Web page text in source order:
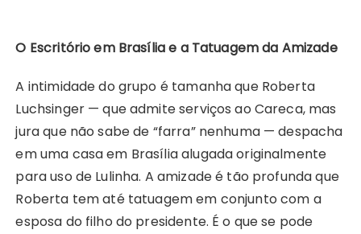
O Escritório em Brasília e a Tatuagem da Amizade
A intimidade do grupo é tamanha que Roberta
Luchsinger — que admite serviços ao Careca, mas
jura que não sabe de “farra” nenhuma — despacha
em uma casa em Brasília alugada originalmente
para uso de Lulinha. A amizade é tão profunda que
Roberta tem até tatuagem em conjunto com a
esposa do filho do presidente. É o que se pode